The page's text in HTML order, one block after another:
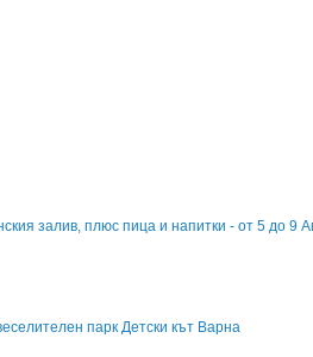
залив, плюс пица и напитки - от 5 до 9
парк Детски кът Варна